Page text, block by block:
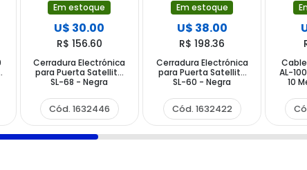
Em estoque
U$ 30.00
R$ 156.60
Cerradura Electrónica
para Puerta Satellite
SL-68 - Negra
Cód. 1632446
Em estoque
U$ 38.00
R$ 198.36
Cerradura Electrónica
para Puerta Satellite
SL-60 - Negra
Cód. 1632422
AL-
10